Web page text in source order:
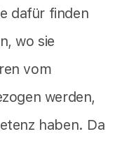
dafür finden
wo sie
vom
werden,
haben. Da